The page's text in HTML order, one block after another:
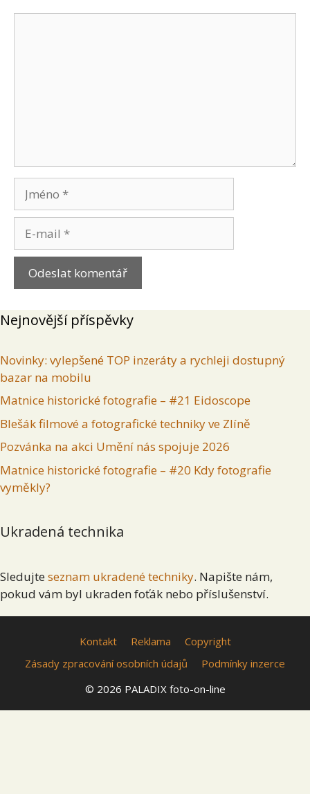
mail
Nejnovější příspěvky
Novinky: vylepšené TOP inzeráty a rychleji dostupný
bazar na mobilu
Matnice historické fotografie – #21 Eidoscope
Blešák filmové a fotografické techniky ve Zlíně
Pozvánka na akci Umění nás spojuje 2026
Matnice historické fotografie – #20 Kdy fotografie
vyměkly?
Ukradená technika
Sledujte seznam ukradené techniky. Napište nám,
pokud vám byl ukraden foťák nebo příslušenství.
Kontakt Reklama
Copyright
Zásady zpracování osobních údajů
Podmínky inzerce
© 2026 PALADIX foto-on-line